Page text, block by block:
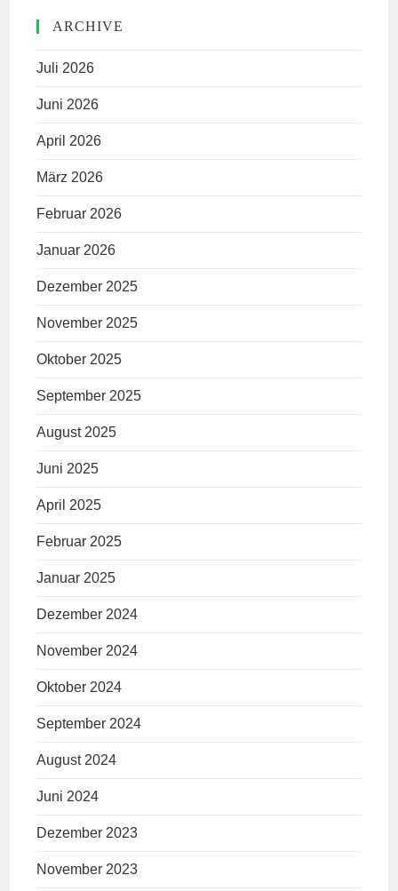
ARCHIVE
Juli 2026
Juni 2026
April 2026
März 2026
Februar 2026
Januar 2026
Dezember 2025
November 2025
Oktober 2025
September 2025
August 2025
Juni 2025
April 2025
Februar 2025
Januar 2025
Dezember 2024
November 2024
Oktober 2024
September 2024
August 2024
Juni 2024
Dezember 2023
November 2023